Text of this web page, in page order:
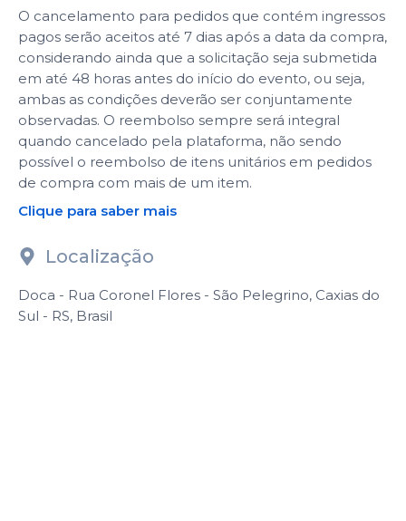
O cancelamento para pedidos que contém ingressos
pagos serão aceitos até 7 dias após a data da compra,
considerando ainda que a solicitação seja submetida
em até 48 horas antes do início do evento, ou seja,
ambas as condições deverão ser conjuntamente
observadas. O reembolso sempre será integral
quando cancelado pela plataforma, não sendo
possível o reembolso de itens unitários em pedidos
de compra com mais de um item.
Clique para saber mais
Localização
Doca - Rua Coronel Flores - São Pelegrino, Caxias do
Sul - RS, Brasil